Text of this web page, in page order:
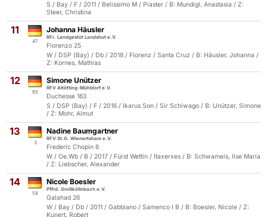
S / Bay / F / 2011 / Belissimo M / Piaster / B: Mundigl, Anastasia / Z:
Steer, Christina
11
47
Johanna Häusler
RFr. Landgestüt Landshut e.V.
Florenzo 25
W / DSP (Bay) / Db / 2018 / Florenz / Santa Cruz / B: Häusler, Johanna /
Z: Kornes, Mathias
12
65
Simone Unützer
RFV Altötting-Mühldorf e.V.
Duchesse 163
S / DSP (Bay) / F / 2016 / Ikarus Son / Sir Schiwago / B: Unützer, Simone
/ Z: Mohr, Almut
13
3
Nadine Baumgartner
RFV St.G. Wienertsham e.V.
Frederic Chopin 6
W / Oe.Wb / B / 2017 / Fürst Wettin / Itaxerxes / B: Schwameis, Ilse Maria
/ Z: Liebscher, Alexander
14
58
Nicole Boesler
Pffrd. Großköllnbach e.V.
Galahad 26
W / Bay / Db / 2011 / Gabbiano / Samenco I B / B: Boesler, Nicole / Z:
Kunert, Robert